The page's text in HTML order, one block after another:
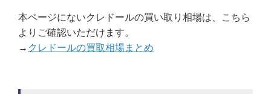
本ページにないクレドールの買い取り相場は、こちら
よりご確認いただけます。
→ クレドールの買取相場まとめ